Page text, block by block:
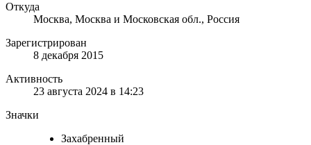
Откуда
Москва, Москва и Московская обл., Россия
Зарегистрирован
8 декабря 2015
Активность
23 августа 2024 в 14:23
Значки
Захабренный